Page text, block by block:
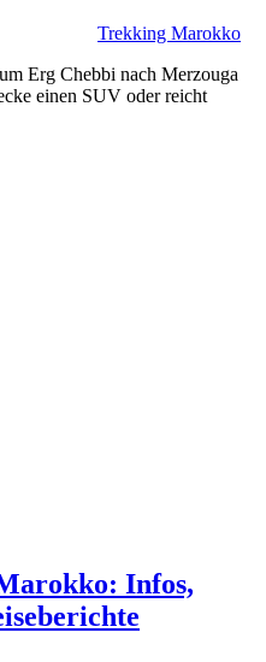
Trekking Marokko
Erg Chebbi nach Merzouga
einen SUV oder reicht
Infos,